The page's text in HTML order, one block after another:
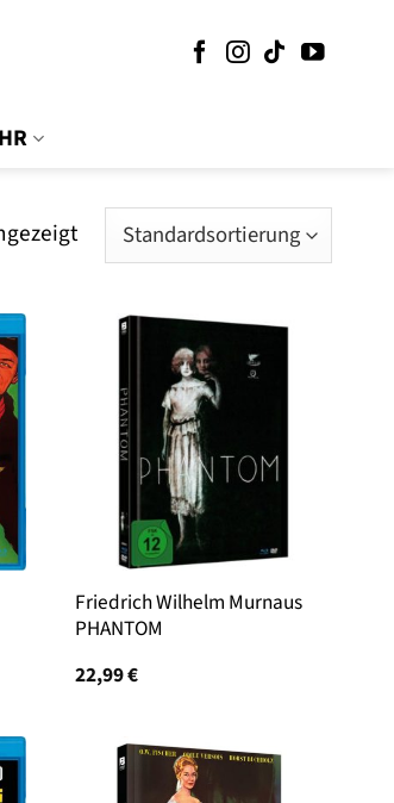
Friedrich Wilhelm Murnaus
PHANTOM
22,99€